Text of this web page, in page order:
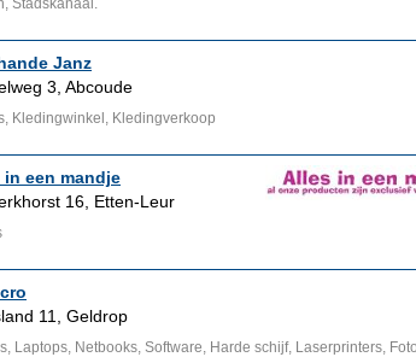
Stadskanaal.
Janz
3, Abcoude
Kledingwinkel, Kledingverkoop
in een mandje
16, Etten-Leur
11, Geldrop
Laptops, Netbooks, Software, Harde schijf, Laserprinters,